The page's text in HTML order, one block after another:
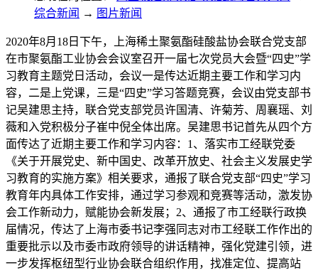
综合新闻 → 图片新闻
2020年8月18日下午，上海稀土聚氨酯硅酸盐协会联合党支部
在市聚氨酯工业协会会议室召开一届七次党员大会暨“四史”学
习教育主题党日活动，会议一是传达近期主要工作和学习内
容，二是上党课，三是“四史”学习答题竞赛，会议由党支部书
记吴建思主持，联合党支部党员许国清、许菊芳、周襄瑶、刘
薇和入党积极分子崔中倪全体出席。吴建思书记首先从四个方
面传达了近期主要工作和学习内容：1、落实市工经联党委
《关于开展党史、新中国史、改革开放史、社会主义发展史学
习教育的实施方案》相关要求，通报了联合党支部“四史”学习
教育年内具体工作安排，通过学习参观和竞赛等活动，激发协
会工作新动力，赋能协会新发展；2、通报了市工经联行政换
届情况，传达了上海市委书记李强同志对市工经联工作作出的
重要批示以及市委市政府领导的讲话精神，强化党建引领，进
一步发挥枢纽型行业协会联合组织作用，找准定位、提高站